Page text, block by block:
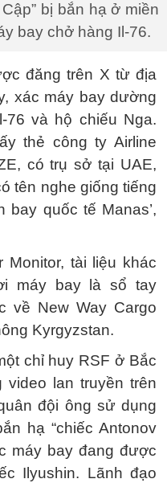
bị bắn hạ ở miền
bay chở hàng Il-76.
đăng trên X từ địa
xác máy bay dường
và hộ chiếu Nga.
thẻ công ty Airline
có trụ sở tại UAE,
tên nghe giống tiếng
bay quốc tế Manas’,
Monitor, tài liệu khác
máy bay là sổ tay
về New Way Cargo
Kyrgyzstan.
chỉ huy RSF ở Bắc
video lan truyền trên
đội ông sử dụng
hạ “chiếc Antonov
máy bay đang được
Ilyushin. Lãnh đạo